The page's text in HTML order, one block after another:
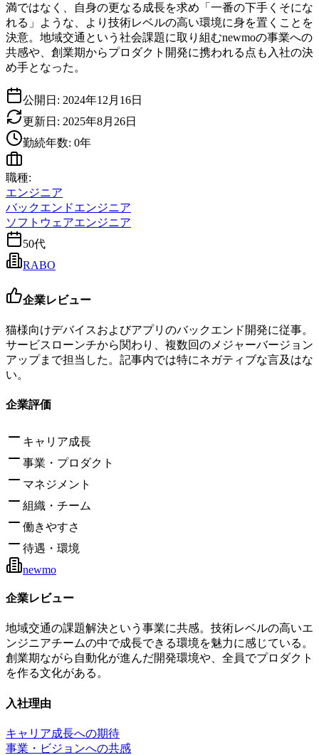
満ではなく、自身の更なる成長を求め「一番の下手くそにな
れる」ような、より技術レベルの高い環境に身を置くことを
決意。地域交通という社会課題に取り組むnewmoの事業への
共感や、創業期からプロダクト開発に携われる点も入社の決
め手となった。
公開日: 2024年12月16日
更新日: 2025年8月26日
勤続年数: 0年
職種:
エンジニア
バックエンドエンジニア
ソフトウェアエンジニア
50代
RABO
企業レビュー
猫様向けデバイスおよびアプリのバックエンド開発に従事。
サービスローンチから関わり、複数回のメジャーバージョン
アップまで担当した。記事内では特にネガティブな言及はな
い。
企業評価
キャリア成長
事業・プロダクト
マネジメント
組織・チーム
働きやすさ
待遇・環境
newmo
企業レビュー
地域交通の課題解決という事業に共感。技術レベルの高いエ
ンジニアチームの中で成長できる環境を魅力に感じている。
創業期ながら自動化が進んだ開発環境や、全員でプロダクト
を作る文化がある。
入社理由
キャリア成長への期待
事業・ビジョンへの共感